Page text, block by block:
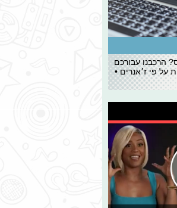
הרכבנו עבורכם
פי ז׳אנרים •